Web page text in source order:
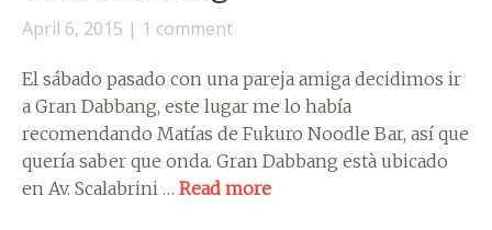
April 6, 2015 1 comment
El sábado pasado con una pareja amiga decidimos ir
a Gran Dabbang, este lugar me lo había
recomendando Matías de Fukuro Noodle Bar, así que
quería saber que onda. Gran Dabbang està ubicado
en Av. Scalabrini … Read more